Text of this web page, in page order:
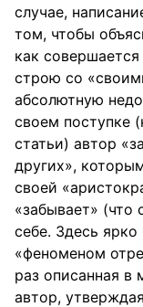
случае,
том, чтобы
как
строю со
абсолютную
своем поступке
статьи) автор
других»,
своей
«забывает» (что
себе. Здесь
«феноменом
раз описанная в
автор,